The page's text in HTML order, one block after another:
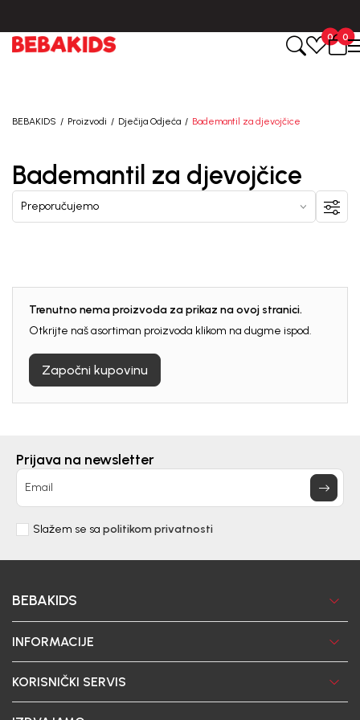
0 0
BEBAKIDS Proizvodi Dječija Odjeća Bademantil za djevojčice
Bademantil za djevojčice
Trenutno nema proizvoda za prikaz na ovoj stranici.
Otkrijte naš asortiman proizvoda klikom na dugme ispod.
Započni kupovinu
Prijava na newsletter
Email
Slažem se sa politikom privatnosti
BEBAKIDS
INFORMACIJE
KORISNIČKI SERVIS